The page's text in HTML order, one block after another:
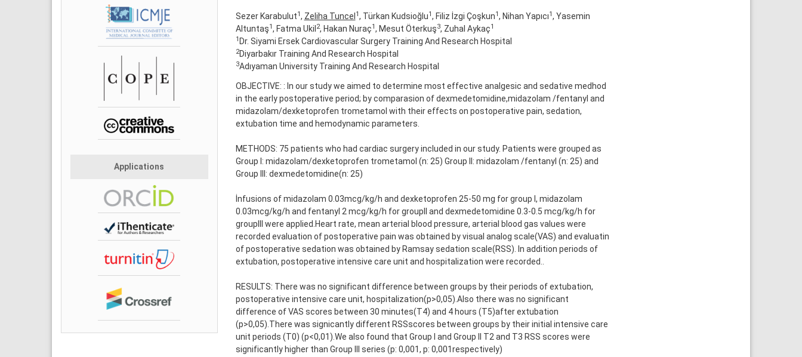
Applications
Sezer Karabulut1 , Zeliha Tuncel 1 , Türkan Kudsioğlu1 , Filiz İzgi Çoşkun1 , Nihan Yapıcı1 , Yasemin
Altuntaş1 , Fatma Ukil 2, Hakan Nuraç1 , Mesut Öterkuş3, Zuhal Aykaç1
1 Dr. Siyami Ersek Cardiovascular Surgery Training And Research Hospital
2Diyarbakır Training And Research Hospital
3Adıyaman University Training And Research Hospital
OBJECTIVE: : In our study we aimed to determine most effective analgesic and sedative medhod
in the early postoperative period; by comparasion of dexmedetomidine,midazolam /fentanyl and
midazolam/dexketoprofen trometamol with their effects on postoperative pain, sedation,
extubation time and hemodynamic parameters.
METHODS: 75 patients who had cardiac surgery included in our study. Patients were grouped as
Group I: midazolam/dexketoprofen trometamol (n: 25) Group II: midazolam /fentanyl (n: 25) and
Group III: dexmedetomidine(n: 25)
İnfusions of midazolam 0.03mcg/kg/h and dexketoprofen 25-50 mg for group I, midazolam
0.03mcg/kg/h and fentanyl 2 mcg/kg/h for groupII and dexmedetomidine 0.3-0.5 mcg/kg/h for
groupIII were applied.Heart rate, mean arterial blood pressure, arterial blood gas values were
recorded evaluation of postoperative pain was obtained by visual analog scale(VAS) and evaluatin
of postoperative sedation was obtained by Ramsay sedation scale(RSS). In addition periods of
extubation, postoperative intensive care unit and hospitalization were recorded..
RESULTS: There was no significant difference between groups by their periods of extubation,
postoperative intensive care unit, hospitalization(p>0,05).Also there was no significant
difference of VAS scores between 30 minutes(T4) and 4 hours (T5)after extubation
(p>0,05).There was signicantly different RSSscores between groups by their initial intensive care
unit periods (T0) (p<0,01).We also found that Group I and Group II T2 and T3 RSS scores were
significantly higher than Group III series (p: 0,001, p: 0,001respectively)